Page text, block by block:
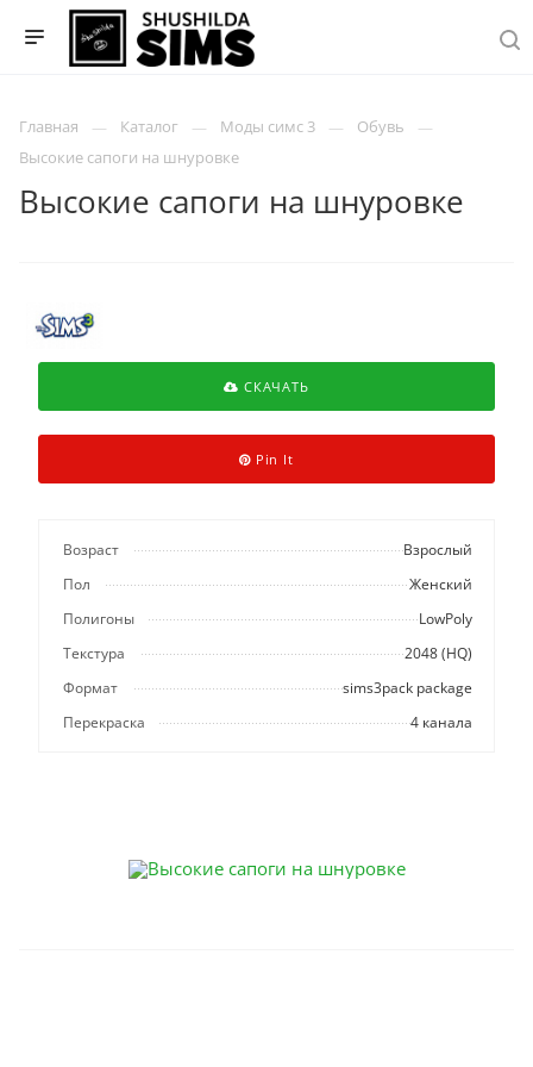
Главная Каталог Моды симс 3
Обувь
Высокие сапоги на шнуровке
Высокие сапоги на шнуровке
СКАЧАТЬ
Pin It
Возраст
Взрослый
Пол
Женский
Полигоны
LowPoly
Текстура
2048 (HQ)
Формат
sims3pack package
Перекраска
4 канала